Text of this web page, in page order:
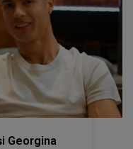
Georgina